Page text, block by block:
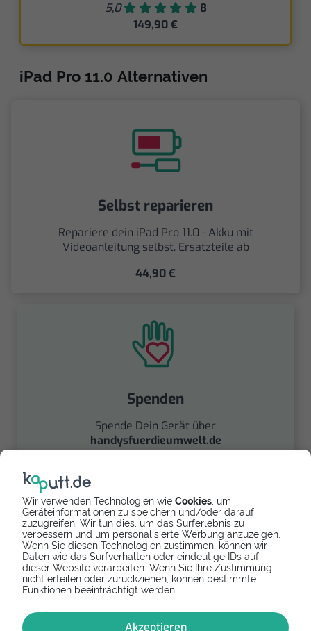
Wir verwenden Technologien wie Cookies , um
Geräteinformationen zu speichern und/oder darauf
zuzugreifen. Wir tun dies, um das Surferlebnis zu
verbessern und um personalisierte Werbung anzuzeigen.
Wenn Sie diesen Technologien zustimmen, können wir
Daten wie das Surfverhalten oder eindeutige IDs auf
dieser Website verarbeiten. Wenn Sie Ihre Zustimmung
nicht erteilen oder zurückziehen, können bestimmte
Funktionen beeinträchtigt werden.
Akzeptieren
5,0
8
149,90 €
iPad Pro 11.0 Alternativen
Selbst reparieren
Repariere dein iPad Pro 11.0 - Akku mit
Videoanleitung selbst. Ersatzteile ab
44,90 €
Spenden
Spende Dein Gerät über
handysfuerdieumwelt.de
für einen guten Zweck.
Verkaufen
Partner handyverkauf.net